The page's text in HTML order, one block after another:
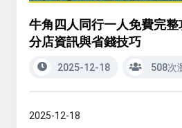
牛角四人同行一人免費完整
分店資訊與省錢技巧
2025-12-18 508次
2025-12-18